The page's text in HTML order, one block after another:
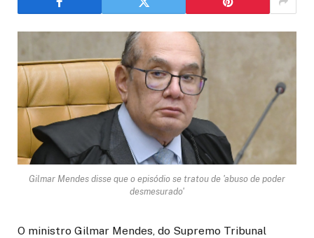
Gilmar Mendes disse que o episódio se tratou de 'abuso de poder
desmesurado'
O ministro Gilmar Mendes, do Supremo Tribunal